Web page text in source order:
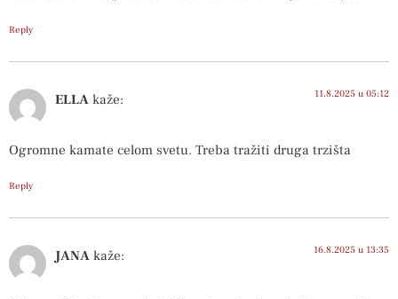
Reply
ELLA kaže: 11.8.2025 u 05:12
Ogromne kamate celom svetu. Treba tražiti druga trzišta
Reply
JANA kaže: 16.8.2025 u 13:35